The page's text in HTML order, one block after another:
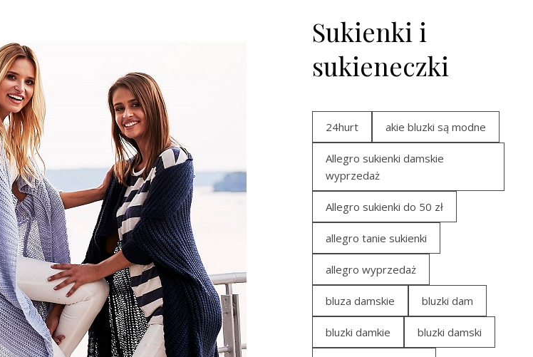
Sukienki i
sukieneczki
24hurt akie bluzki są modne
Allegro sukienki damskie
wyprzedaż
Allegro sukienki do 50 zł
allegro tanie sukienki
allegro wyprzedaż
bluza damskie bluzki dam
bluzki damkie bluzki damski